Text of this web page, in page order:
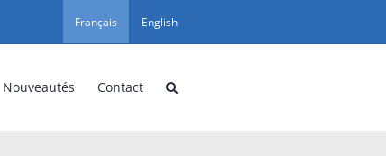
Français English
Nouveautés Contact